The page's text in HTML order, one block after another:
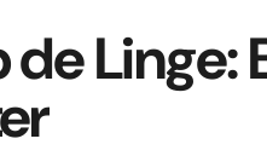
augustus
DO
de Linge: